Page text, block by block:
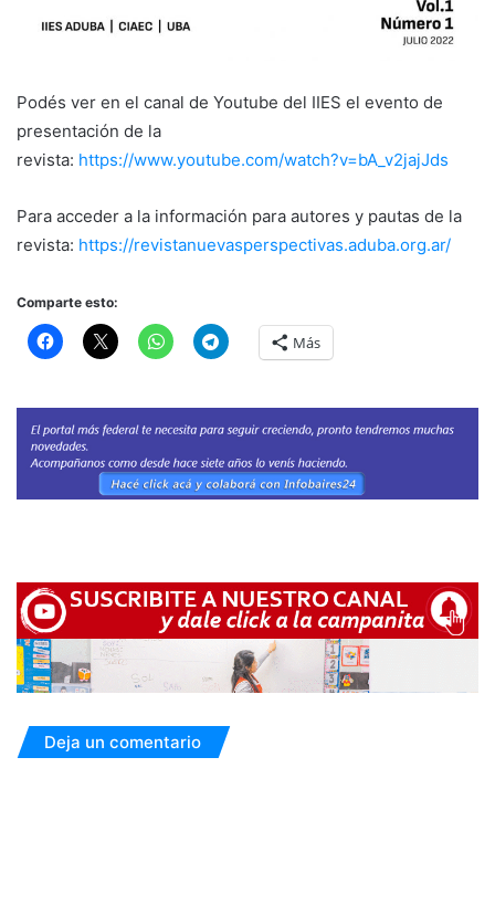
Podés ver en el canal de Youtube del IIES el evento de
presentación de la
revista: https://www.youtube.com/watch?v=bA_v2jajJds
Para acceder a la información para autores y pautas de la
revista: https://revistanuevasperspectivas.aduba.org.ar/
Comparte esto:
Más
Deja un comentario